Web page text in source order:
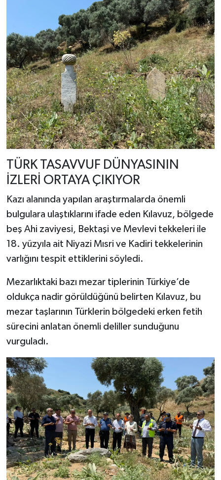
TÜRK TASAVVUF DÜNYASININ
İZLERİ ORTAYA ÇIKIYOR
Kazı alanında yapılan araştırmalarda önemli
bulgulara ulaştıklarını ifade eden Kılavuz, bölgede
beş Ahi zaviyesi, Bektaşi ve Mevlevi tekkeleri ile
18. yüzyıla ait Niyazi Mısri ve Kadiri tekkelerinin
varlığını tespit ettiklerini söyledi.
Mezarlıktaki bazı mezar tiplerinin Türkiye’de
oldukça nadir görüldüğünü belirten Kılavuz, bu
mezar taşlarının Türklerin bölgedeki erken fetih
sürecini anlatan önemli deliller sunduğunu
vurguladı.